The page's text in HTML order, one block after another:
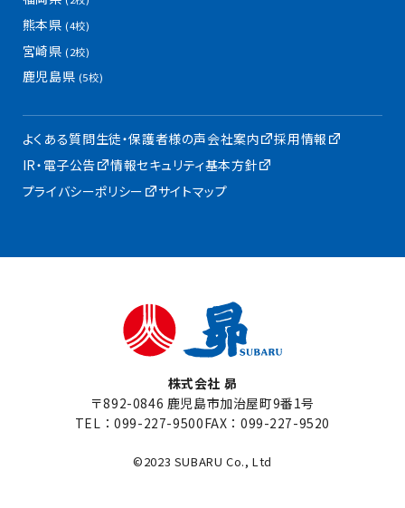
熊本県(4校)
宮崎県(2校)
鹿児島県 (5校)
よくある質問生徒・保護者様の声会社案内
採用情報
IR・電子公告
情報セキュリティ基本方針
プライバシーポリシー
サイトマップ
株式会社 昴
〒892-0846 鹿児島市加治屋町9番1号
TEL：099-227-9500FAX：099-227-9520
©2023 SUBARU Co., Ltd